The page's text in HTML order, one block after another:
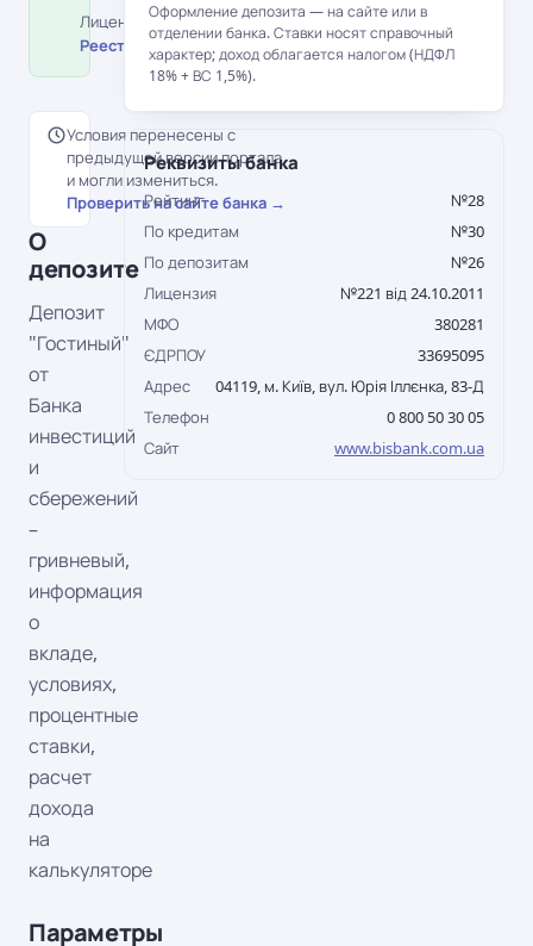
Лицензия НБУ №221 від 24.10.2011 ·
Реестр НБУ →
Условия перенесены с
предыдущей версии портала
и могли измениться.
Проверить на сайте банка →
О
депозите
Депозит
"Гостиный"
от
Банка
инвестиций
и
сбережений
–
гривневый,
информация
о
вкладе,
условиях,
процентные
ставки,
расчет
дохода
на
калькуляторе
Параметры
Оформление депозита — на сайте или в
отделении банка. Ставки носят справочный
характер; доход облагается налогом (НДФЛ
18% + ВС 1,5%).
Реквизиты банка
Рейтинг
№28
По кредитам
№30
По депозитам
№26
Лицензия
№221 від 24.10.2011
МФО
380281
ЄДРПОУ
33695095
Адрес
04119, м. Київ, вул. Юрія Іллєнка, 83-Д
Телефон
0 800 50 30 05
Сайт
www.bisbank.com.ua